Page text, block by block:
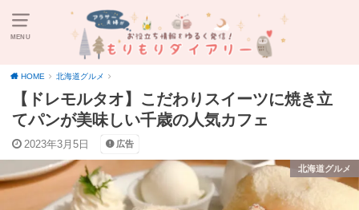
MENU
HOME 北海道グルメ
【ドレモルタオ】こだわりスイーツに焼き立
てパンが美味しい千歳の人気カフェ
2023年3月5日 広告
北海道グルメ